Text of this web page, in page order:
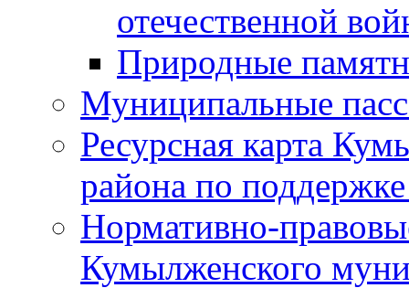
отечественной
Природные
Муниципальные
Ресурсная карта
района по
Нормативно-
Кумылженского